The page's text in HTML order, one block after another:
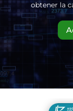
obtener la